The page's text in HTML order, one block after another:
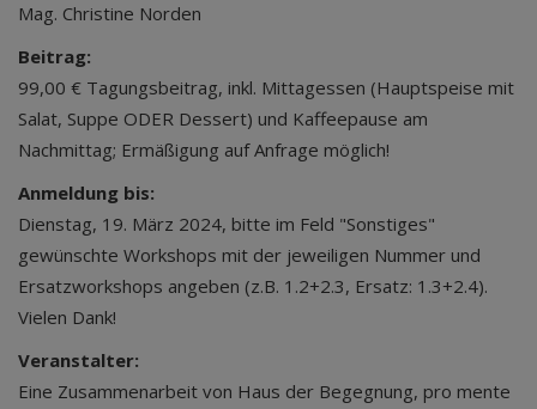
Mag. Christine Norden
Beitrag:
99,00 € Tagungsbeitrag, inkl. Mittagessen (Hauptspeise mit
Salat, Suppe ODER Dessert) und Kaffeepause am
Nachmittag; Ermäßigung auf Anfrage möglich!
Anmeldung bis:
Dienstag, 19. März 2024, bitte im Feld "Sonstiges"
gewünschte Workshops mit der jeweiligen Nummer und
Ersatzworkshops angeben (z.B. 1.2+2.3, Ersatz: 1.3+2.4).
Vielen Dank!
Veranstalter:
Eine Zusammenarbeit von Haus der Begegnung, pro mente